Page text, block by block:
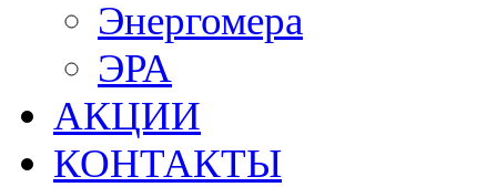
Энергомера
ЭРА
АКЦИИ
КОНТАКТЫ